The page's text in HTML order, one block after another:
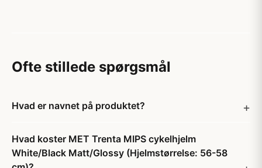
Ofte stillede spørgsmål
Hvad er navnet på produktet?
Hvad koster MET Trenta MIPS cykelhjelm
White/Black Matt/Glossy (Hjelmstørrelse: 56-58